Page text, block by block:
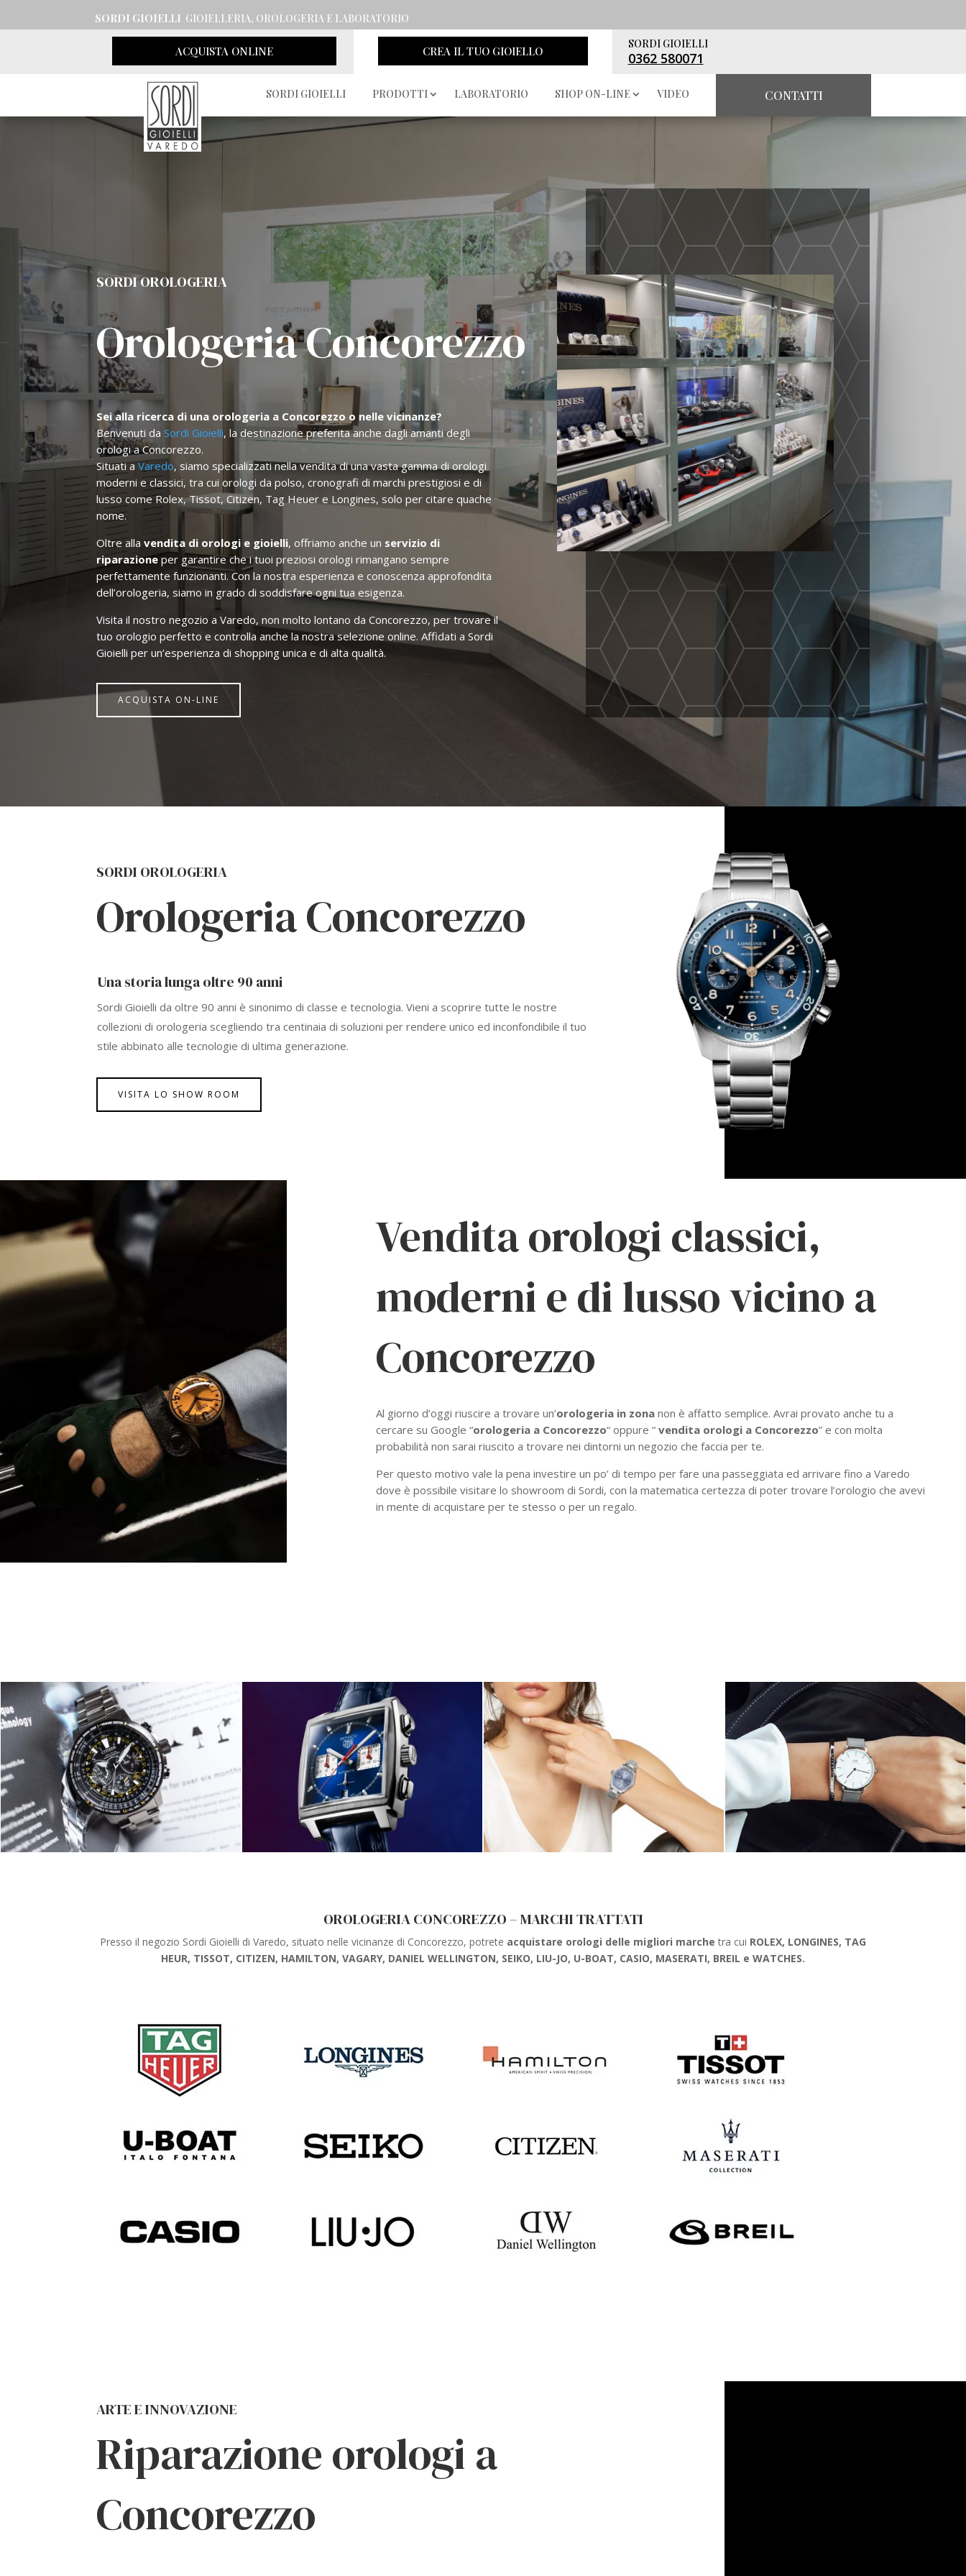
SORDI GIOIELLI GIOIELLERIA, OROLOGERIA E LABORATORIO
ACQUISTA ONLINE CREA IL TUO GIOIELLO SORDI GIOIELLI
0362 580071
SORDI GIOIELLI PRODOTTI LABORATORIO SHOP ON-LINE VIDEO CONTATTI
SORDI OROLOGERIA
Orologeria Concorezzo
Sei alla ricerca di una orologeria a Concorezzo o nelle vicinanze?
Benvenuti daSordi Gioielli, la destinazione preferita anche dagli amanti degli
orologi a Concorezzo.
Situati aVaredo, siamo specializzati nella vendita di una vasta gamma di orologi
moderni e classici, tra cui orologi da polso, cronografi di marchi prestigiosi e di
lusso come Rolex, Tissot, Citizen, Tag Heuer e Longines, solo per citare quache
nome.
Oltre allavendita di orologi e gioielli, offriamo anche un servizio di
riparazione per garantire che i tuoi preziosi orologi rimangano sempre
perfettamente funzionanti. Con la nostra esperienza e conoscenza approfondita
dell’orologeria, siamo in grado di soddisfare ogni tua esigenza.
Visita il nostro negozio a Varedo, non molto lontano da Concorezzo, per trovare il
tuo orologio perfetto e controlla anche la nostra selezione online. Affidati a Sordi
Gioielli per un’esperienza di shopping unica e di alta qualità.
ACQUISTA ON-LINE
SORDI OROLOGERIA
Orologeria Concorezzo
Una storia lunga oltre 90 anni
Sordi Gioielli da oltre 90 anni è sinonimo di classe e tecnologia. Vieni a scoprire tutte le nostre
collezioni di orologeria scegliendo tra centinaia di soluzioni per rendere unico ed inconfondibile il tuo
stile abbinato alle tecnologie di ultima generazione.
VISITA LO SHOW ROOM
Vendita orologi classici,
moderni e di lusso vicino a
Concorezzo
Al giorno d’oggi riuscire a trovare un’orologeria in zonanon è affatto semplice. Avrai provato anche tu a
cercare su Google “orologeria a Concorezzo“ oppure “ vendita orologi a Concorezzo” e con molta
probabilità non sarai riuscito a trovare nei dintorni un negozio che faccia per te.
Per questo motivo vale la pena investire un po’ di tempo per fare una passeggiata ed arrivare fino a Varedo
dove è possibile visitare lo showroom di Sordi, con la matematica certezza di poter trovare l’orologio che avevi
in mente di acquistare per te stesso o per un regalo.
OROLOGERIA CONCOREZZO – MARCHI TRATTATI
Presso il negozio Sordi Gioielli di Varedo, situato nelle vicinanze di Concorezzo, potrete acquistare orologi delle migliori marche tra cui ROLEX, LONGINES, TAG
HEUR, TISSOT, CITIZEN, HAMILTON, VAGARY, DANIEL WELLINGTON, SEIKO, LIU-JO, U-BOAT, CASIO, MASERATI, BREIL e WATCHES.
ARTE E INNOVAZIONE
Riparazione orologi a
Concorezzo